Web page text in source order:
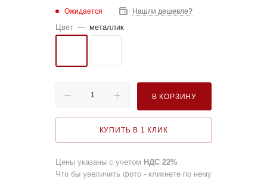
Ожидается Нашли дешевле?
Цвет — металлик
В КОРЗИНУ
КУПИТЬ В 1 КЛИК
Цены указаны с учетом НДС 22%
Что бы увеличить фото - кликнете по нему